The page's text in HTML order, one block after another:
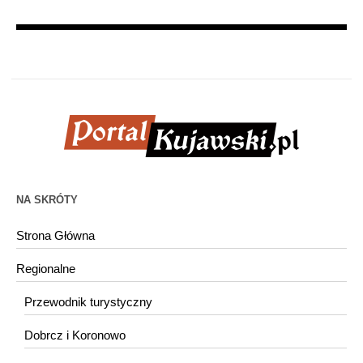
NA SKRÓTY
Strona Główna
Regionalne
Przewodnik turystyczny
Dobrcz i Koronowo